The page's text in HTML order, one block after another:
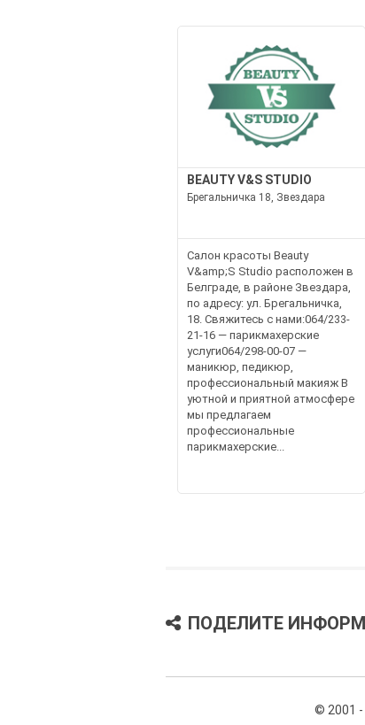
BEAUTY V&S STUDIO
Брегальничка 18, Звездара
Салон красоты Beauty
V&amp;S Studio расположен в
Белграде, в районе Звездара,
по адресу: ул. Брегальничка,
18. Свяжитесь с нами:064/233-
21-16 — парикмахерские
услуги064/298-00-07 —
маникюр, педикюр,
профессиональный макияж В
уютной и приятной атмосфере
мы предлагаем
профессиональные
парикмахерские...
ПОДЕЛИТЕ
© 2001 -